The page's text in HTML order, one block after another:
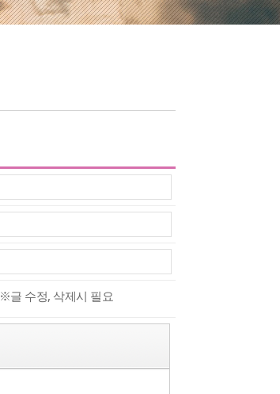
※글 수정, 삭제시 필요